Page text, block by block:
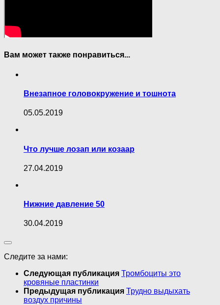
Вам может также понравиться...
Внезапное головокружение и тошнота
05.05.2019
Что лучше лозап или козаар
27.04.2019
Нижние давление 50
30.04.2019
Следите за нами:
Следующая публикация Тромбоциты это
кровяные пластинки
Предыдущая публикация Трудно выдыхать
воздух причины